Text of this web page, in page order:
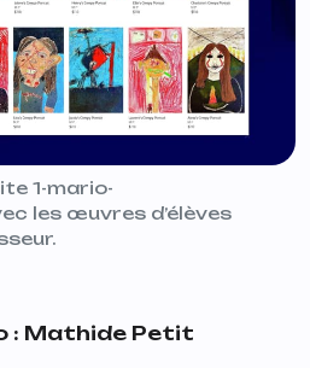
1-mario-
les œuvres d’élèves
: Mathide Petit